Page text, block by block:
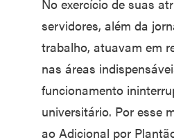
No exercício de suas
servidores, além da
trabalho, atuavam em
nas áreas
funcionamento
universitário. Por esse
ao Adicional por